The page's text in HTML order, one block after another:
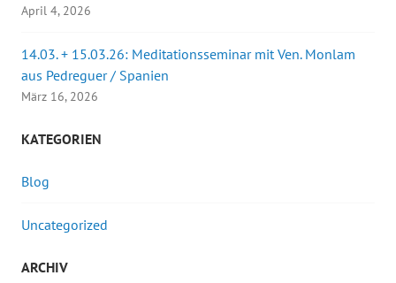
April 4, 2026
14.03. + 15.03.26: Meditationsseminar mit Ven. Monlam
aus Pedreguer / Spanien
März 16, 2026
KATEGORIEN
Blog
Uncategorized
ARCHIV